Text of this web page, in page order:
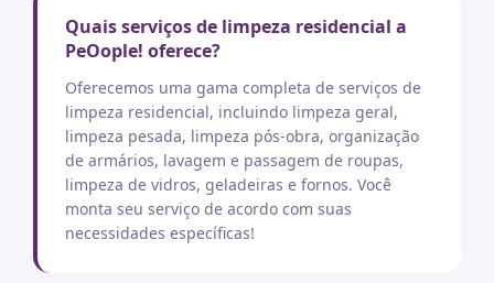
Quais serviços de limpeza residencial a
PeOople! oferece?
Oferecemos uma gama completa de serviços de
limpeza residencial, incluindo limpeza geral,
limpeza pesada, limpeza pós-obra, organização
de armários, lavagem e passagem de roupas,
limpeza de vidros, geladeiras e fornos. Você
monta seu serviço de acordo com suas
necessidades específicas!